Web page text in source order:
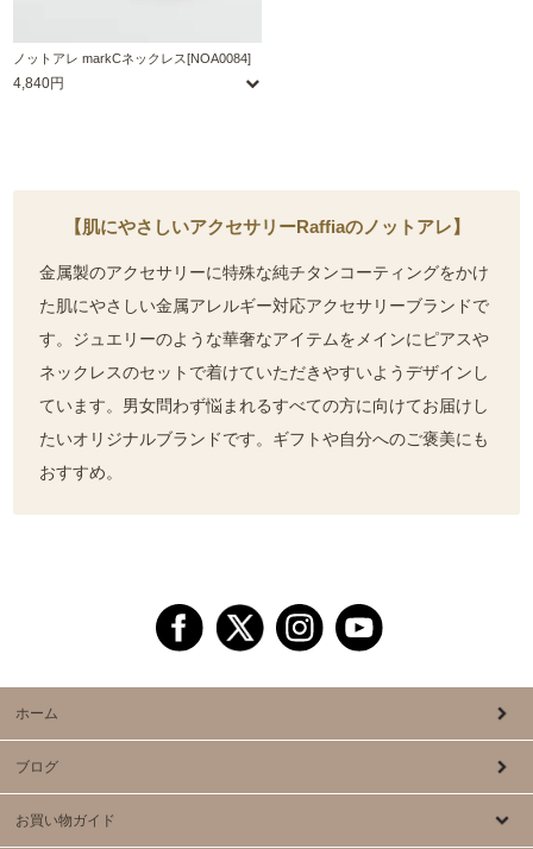
ノットアレ markCネックレス[NOA0084]
4,840円
【肌にやさしいアクセサリーRaffiaのノットアレ】
金属製のアクセサリーに特殊な純チタンコーティングをかけ
た肌にやさしい金属アレルギー対応アクセサリーブランドで
す。ジュエリーのような華奢なアイテムをメインにピアスや
ネックレスのセットで着けていただきやすいようデザインし
ています。男女問わず悩まれるすべての方に向けてお届けし
たいオリジナルブランドです。ギフトや自分へのご褒美にも
おすすめ。
ホーム
ブログ
お買い物ガイド